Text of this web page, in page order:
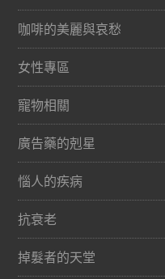
咖啡的美麗與哀愁
女性專區
寵物相關
廣告藥的剋星
惱人的疾病
抗衰老
掉髮者的天堂